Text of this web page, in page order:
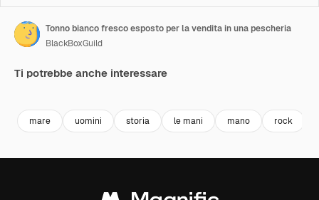
Tonno bianco fresco esposto per la vendita in una pescheria
BlackBoxGuild
Ti potrebbe anche interessare
mare uomini storia le mani mano rock